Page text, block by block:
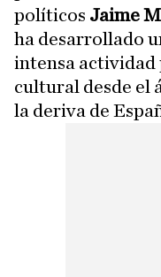
políticos Jaime
ha desarrollado
intensa actividad
cultural desde el
la deriva de